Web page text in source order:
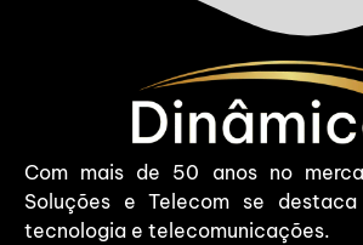
Com mais de 50 anos no
Soluções e Telecom se
tecnologia e telecomunicações.